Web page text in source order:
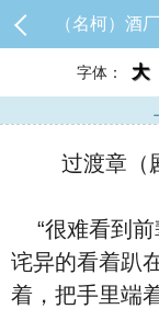
字体： 大
过渡章（剧
“很难看到前
诧异的看着趴
着，把手里端